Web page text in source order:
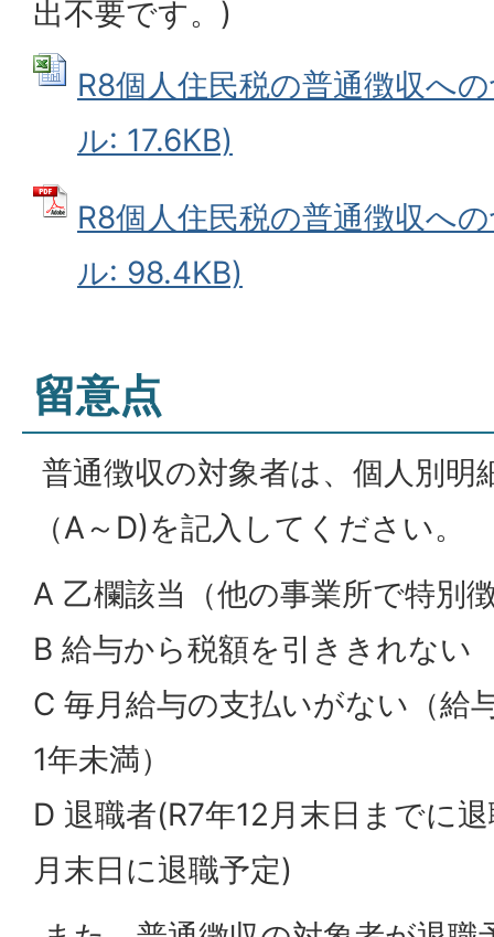
出不要です。)
R8個人住民税の普通徴収へ
ル: 17.6KB)
R8個人住民税の普通徴収へ
ル: 98.4KB)
留意点
普通徴収の対象者は、個人別明
（A～D)を記入してください。
A 乙欄該当（他の事業所で特別
B 給与から税額を引ききれない
C 毎月給与の支払いがない（給
1年未満）
D 退職者(R7年12月末日までに
月末日に退職予定)